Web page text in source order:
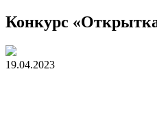
Конкурс
19.04.2023